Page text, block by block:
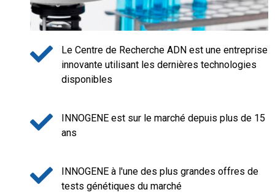
Le Centre de Recherche ADN est une entreprise
innovante utilisant les dernières technologies
disponibles
INNOGENE est sur le marché depuis plus de 15
ans
INNOGENE à l'une des plus grandes offres de
tests génétiques du marché